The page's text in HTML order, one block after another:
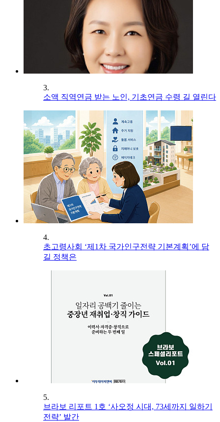
3.
소액 직역연금 받는 노인, 기초연금 수령 길 열린다
4.
초고령사회 ‘제1차 국가인구전략 기본계획’에 담
길 정책은
5.
브라보 리포트 1호 ‘사오정 시대, 73세까지 일하기
전략’ 발간